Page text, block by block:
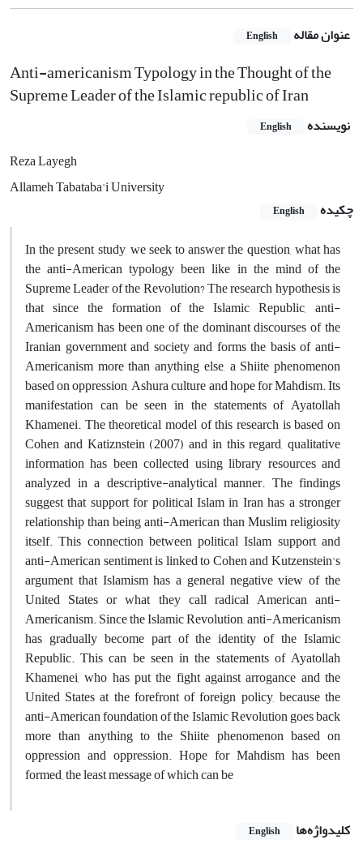
عنوان مقاله English
Anti-americanism Typology in the Thought of the
Supreme Leader of the Islamic republic of Iran
نویسنده English
Reza Layegh
Allameh Tabataba'i University
چکیده
English
In the present study, we seek to answer the question, what has
the anti-American typology been like in the mind of the
Supreme Leader of the Revolution? The research hypothesis is
that since the formation of the Islamic Republic, anti-
Americanism has been one of the dominant discourses of the
Iranian government and society and forms the basis of anti-
Americanism more than anything else, a Shiite phenomenon
based on oppression, Ashura culture and hope for Mahdism. Its
manifestation can be seen in the statements of Ayatollah
Khamenei. The theoretical model of this research is based on
Cohen and Katiznstein (2007) and in this regard, qualitative
information has been collected using library resources and
analyzed in a descriptive-analytical manner. The findings
suggest that support for political Islam in Iran has a stronger
relationship than being anti-American than Muslim religiosity
itself. This connection between political Islam support and
anti-American sentiment is linked to Cohen and Kutzenstein's
argument that Islamism has a general negative view of the
United States or what they call radical American anti-
Americanism. Since the Islamic Revolution, anti-Americanism
has gradually become part of the identity of the Islamic
Republic. This can be seen in the statements of Ayatollah
Khamenei, who has put the fight against arrogance and the
United States at the forefront of foreign policy, because the
anti-American foundation of the Islamic Revolution goes back
more than anything to the Shiite phenomenon based on
oppression and oppression. Hope for Mahdism has been
formed, the least message of which can be
کلیدواژه‌ها English